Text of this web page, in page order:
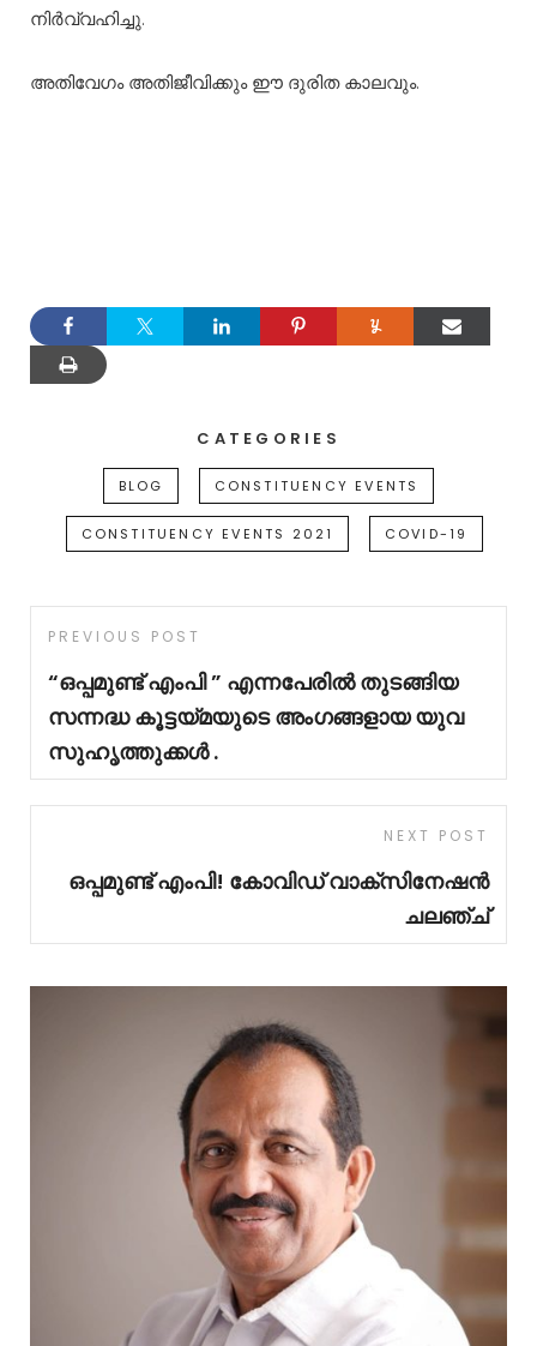
നിർവ്വഹിച്ചു.
അതിവേഗം അതിജീവിക്കും ഈ ദുരിത കാലവും.
CATEGORIES
BLOG CONSTITUENCY EVENTS
CONSTITUENCY EVENTS 2021 COVID-19
PREVIOUS POST
“ഒപ്പമുണ്ട് എംപി ” എന്നപേരിൽ തുടങ്ങിയ
സന്നദ്ധ കൂട്ടയ്മയുടെ അംഗങ്ങളായ യുവ
സുഹൃത്തുക്കൾ .
NEXT POST
ഒപ്പമുണ്ട് എംപി! കോവിഡ് വാക്‌സിനേഷൻ
ചലഞ്ച്